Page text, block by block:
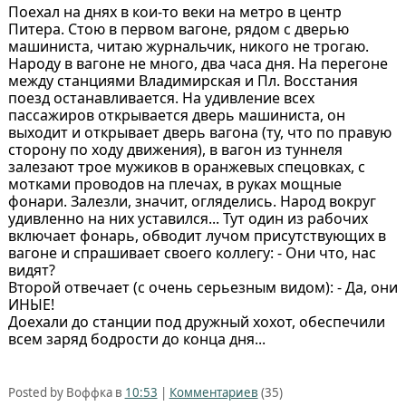
Поехал на днях в кои-то веки на метро в центр
Питера. Стою в первом вагоне, рядом с дверью
машиниста, читаю журнальчик, никого не трогаю.
Народу в вагоне не много, два часа дня. На перегоне
между станциями Владимирская и Пл. Восстания
поезд останавливается. На удивление всех
пассажиров открывается дверь машиниста, он
выходит и открывает дверь вагона (ту, что по правую
сторону по ходу движения), в вагон из туннеля
залезают трое мужиков в оранжевых спецовках, с
мотками проводов на плечах, в руках мощные
фонари. Залезли, значит, огляделись. Народ вокруг
удивленно на них уставился... Тут один из рабочих
включает фонарь, обводит лучом присутствующих в
вагоне и спрашивает своего коллегу: - Они что, нас
видят?
Второй отвечает (с очень серьезным видом): - Да, они
ИНЫЕ!
Доехали до станции под дружный хохот, обеспечили
всем заряд бодрости до конца дня...
Posted by Воффка в 10:53 | Комментариев (35)